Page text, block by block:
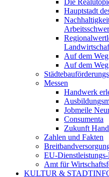
Die
Hauptstadt
Auf dem
Auf dem
Messen
Handwerk
Jobmeile
Consumenta
Zukunft
Zahlen und Fakten
EU-
Amt für
KULTUR &